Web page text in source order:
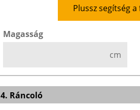
Plussz segítség
Magasság
cm
4. Ráncoló